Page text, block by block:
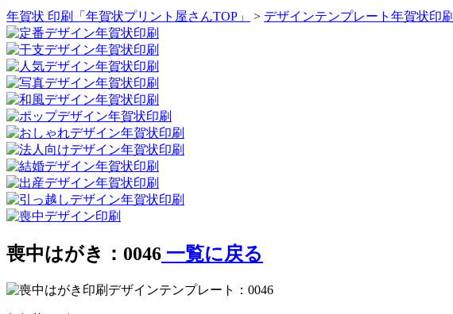
年賀状 印刷「年賀状プリント屋さんTOP」 > デザインテンプレート年賀状印刷
喪中はがき：0046 一覧に戻る